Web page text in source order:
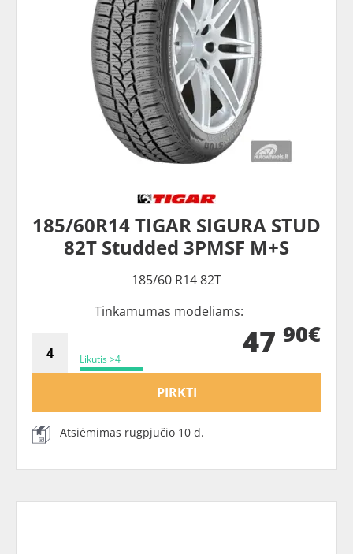
185/60R14 TIGAR SIGURA STUD
82T Studded 3PMSF M+S
185/60 R14 82T
Tinkamumas modeliams:
Likutis >4 47 90€
PIRKTI
Atsiėmimas rugpjūčio 10 d.